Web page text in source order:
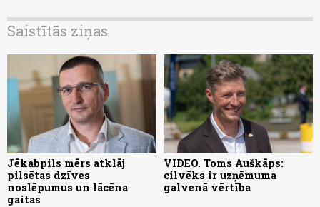
Saistītās ziņas
Jēkabpils mērs atklāj
pilsētas dzīves
noslēpumus un lācēna
gaitas
VIDEO. Toms Auškāps:
cilvēks ir uzņēmuma
galvenā vērtība